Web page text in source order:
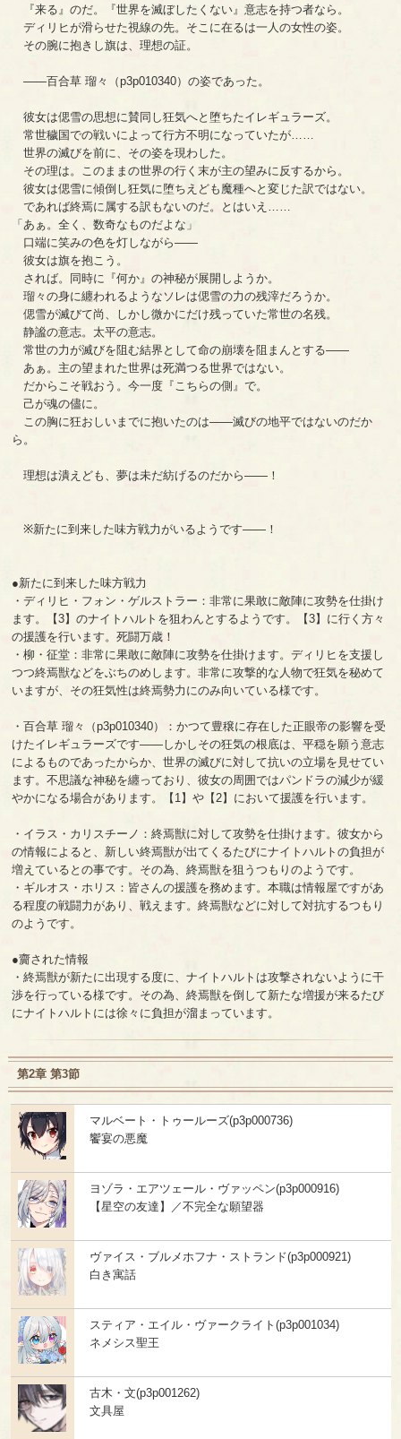
『来る』のだ。『世界を滅ぼしたくない』意志を持つ者なら。
ディリヒが滑らせた視線の先。そこに在るは一人の女性の姿。
その腕に抱きし旗は、理想の証。
――百合草 瑠々（p3p010340）の姿であった。
彼女は偲雪の思想に賛同し狂気へと堕ちたイレギュラーズ。
常世穢国での戦いによって行方不明になっていたが……
世界の滅びを前に、その姿を現わした。
その理は。このままの世界の行く末が主の望みに反するから。
彼女は偲雪に傾倒し狂気に堕ちえども魔種へと変じた訳ではない。
であれば終焉に属する訳もないのだ。とはいえ……
「あぁ。全く、数奇なものだよな」
口端に笑みの色を灯しながら――
彼女は旗を抱こう。
されば。同時に『何か』の神秘が展開しようか。
瑠々の身に纏われるようなソレは偲雪の力の残滓だろうか。
偲雪が滅びて尚、しかし微かにだけ残っていた常世の名残。
静謐の意志。太平の意志。
常世の力が滅びを阻む結界として命の崩壊を阻まんとする――
あぁ。主の望まれた世界は死満つる世界ではない。
だからこそ戦おう。今一度『こちらの側』で。
己が魂の儘に。
この胸に狂おしいまでに抱いたのは――滅びの地平ではないのだか
ら。
理想は潰えども、夢は未だ紡げるのだから――！
※新たに到来した味方戦力がいるようです――！
●新たに到来した味方戦力
・ディリヒ・フォン・ゲルストラー：非常に果敢に敵陣に攻勢を仕掛け
ます。【3】のナイトハルトを狙わんとするようです。【3】に行く方々
の援護を行います。死闘万歳！
・柳・征堂：非常に果敢に敵陣に攻勢を仕掛けます。ディリヒを支援し
つつ終焉獣などをぶちのめします。非常に攻撃的な人物で狂気を秘めて
いますが、その狂気性は終焉勢力にのみ向いている様です。
・百合草 瑠々（p3p010340）：かつて豊穣に存在した正眼帝の影響を受
けたイレギュラーズです――しかしその狂気の根底は、平穏を願う意志
によるものであったからか、世界の滅びに対して抗いの立場を見せてい
ます。不思議な神秘を纏っており、彼女の周囲ではパンドラの減少が緩
やかになる場合があります。【1】や【2】において援護を行います。
・イラス・カリスチーノ：終焉獣に対して攻勢を仕掛けます。彼女から
の情報によると、新しい終焉獣が出てくるたびにナイトハルトの負担が
増えているとの事です。その為、終焉獣を狙うつもりのようです。
・ギルオス・ホリス：皆さんの援護を務めます。本職は情報屋ですがあ
る程度の戦闘力があり、戦えます。終焉獣などに対して対抗するつもり
のようです。
●齎された情報
・終焉獣が新たに出現する度に、ナイトハルトは攻撃されないように干
渉を行っている様です。その為、終焉獣を倒して新たな増援が来るたび
にナイトハルトには徐々に負担が溜まっています。
第2章 第3節
マルベート・トゥールーズ(p3p000736)
饗宴の悪魔
ヨゾラ・エアツェール・ヴァッペン(p3p000916)
【星空の友達】／不完全な願望器
ヴァイス・ブルメホフナ・ストランド(p3p000921)
白き寓話
スティア・エイル・ヴァークライト(p3p001034)
ネメシス聖王
古木・文(p3p001262)
文具屋